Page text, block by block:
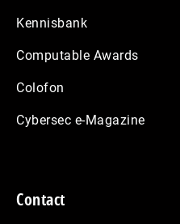
Kennisbank
Computable Awards
Colofon
Cybersec e-Magazine
Contact